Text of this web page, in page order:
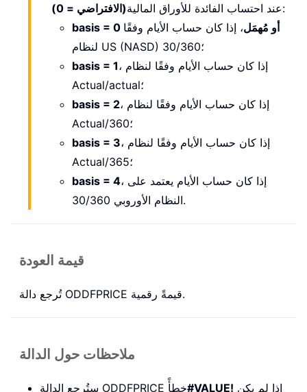
عند احتساب الفائدة للأوراق المالية(الافتراضي = 0)
:
basis = 0 أو مُهمَل، إذا كان حساب الأيام وفقًا
لنظام US (NASD) 30/360؛
basis = 1، إذا كان حساب الأيام وفقًا لنظام
Actual/actual؛
basis = 2، إذا كان حساب الأيام وفقًا لنظام
Actual/360؛
basis = 3، إذا كان حساب الأيام وفقًا لنظام
Actual/365؛
basis = 4، إذا كان حساب الأيام يعتمد على
النظام الأوروبي 30/360.
قيمة العودة
تُرجع دالة ODDFPRICE قيمةً رقمية.
ملاحظات حول الدالة
ستُرجع الدالة ODDFPRICE خطأً#VALUE!